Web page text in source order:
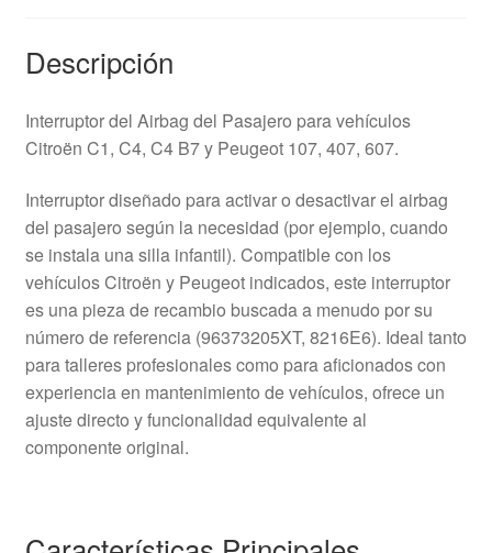
Descripción
Interruptor del Airbag del Pasajero para vehículos
Citroën C1, C4, C4 B7 y Peugeot 107, 407, 607.
Interruptor diseñado para activar o desactivar el airbag
del pasajero según la necesidad (por ejemplo, cuando
se instala una silla infantil). Compatible con los
vehículos Citroën y Peugeot indicados, este interruptor
es una pieza de recambio buscada a menudo por su
número de referencia (96373205XT, 8216E6). Ideal tanto
para talleres profesionales como para aficionados con
experiencia en mantenimiento de vehículos, ofrece un
ajuste directo y funcionalidad equivalente al
componente original.